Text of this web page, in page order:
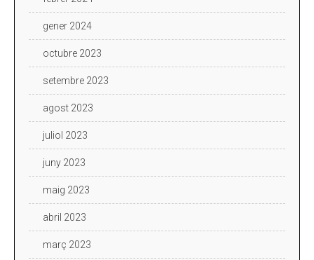
gener 2024
octubre 2023
setembre 2023
agost 2023
juliol 2023
juny 2023
maig 2023
abril 2023
març 2023